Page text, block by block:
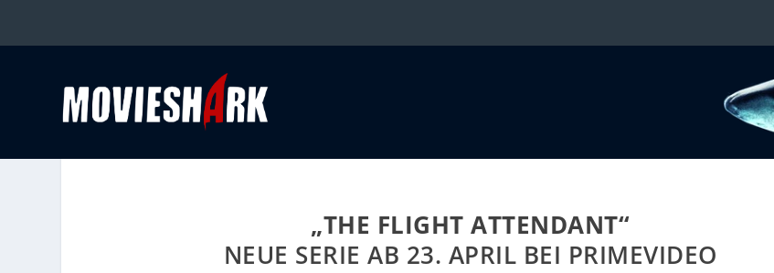
„THE FLIGHT ATTENDANT“
NEUE SERIE AB 23. APRIL BEI PRIMEVIDEO